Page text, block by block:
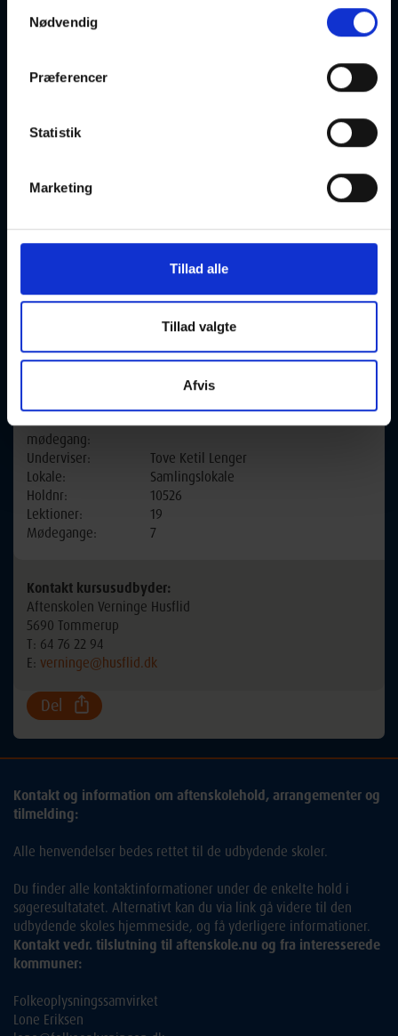
Nødvendig
Præferencer
Statistik
Marketing
Tillad alle
Tillad valgte
Afvis
gennemgår de grundlæggende og klassiske teknikker, men
kaster os også ud i den
Jeg
med egne projekter.
toveketil@hotmail.com
Undervisningssted:
5690 Tommerup
Næste
mødegang:
17-09-2026 kl. 14:00
Underviser:
Tove Ketil Lenger
Lokale:
Samlingslokale
Holdnr:
10526
Lektioner:
19
Mødegange:
7
Kontakt kursusudbyder:
Aftenskolen Verninge Husflid
5690 Tommerup
T: 64 76 22 94
E: verninge@husflid.dk
Del
Kontakt og information om aftenskolehold, arrangementer og
tilmelding:
Alle henvendelser bedes rettet til de udbydende skoler.
Du finder alle kontaktinformationer under de enkelte hold i
søgeresultatatet. Alternativt kan du via link gå videre til den
udbydende skoles hjemmeside, og få yderligere informationer.
Kontakt vedr. tilslutning til aftenskole.nu og fra interesserede
kommuner:
Folkeoplysningssamvirket
Lone Eriksen